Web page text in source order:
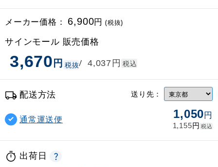
メーカー価格： 6,900円(税抜)
サインモール 販売価格
3,670円 税抜/ 4,037円 税込
配送方法 送り先：
通常運送便 1,050円
1,155円 税込
出荷日